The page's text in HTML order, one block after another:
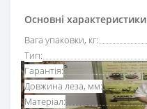
Основні характеристики
Вага упаковки, кг:
Тип:
Гарантія:
Довжина леза, мм:
Матеріал: